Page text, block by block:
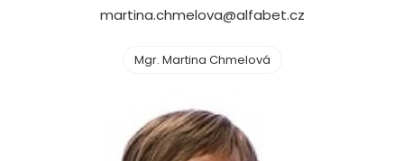
martina.chmelova@alfabet.cz
Mgr. Martina Chmelová